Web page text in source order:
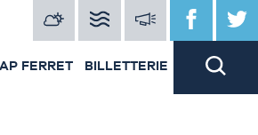
FERRET BILLETTERIE